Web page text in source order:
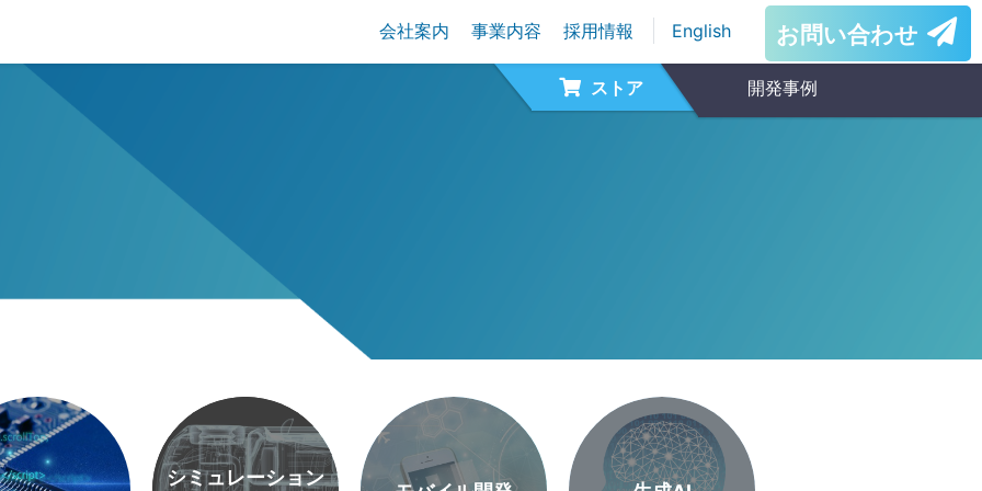
会社案内 事業内容 採用情報 English お問い合わせ
ストア 開発事例
シミュレーション